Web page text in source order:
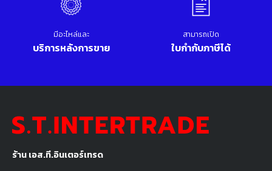
ร้าน เอส.ที.อินเตอร์เทรด
มีอะไหล่และ
บริการหลังการขาย
สามารถเปิด
ใบกำกับภาษีได้